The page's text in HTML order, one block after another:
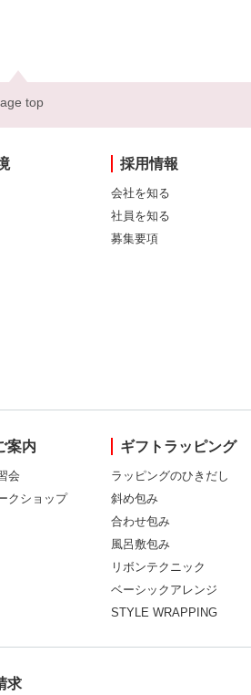
top
採用情報
会社を知る
社員を知る
募集要項
案内
会
クショップ
ギフトラッピング
ラッピングのひきだし
斜め包み
合わせ包み
風呂敷包み
リボンテクニック
ベーシックアレンジ
STYLE WRAPPING
求